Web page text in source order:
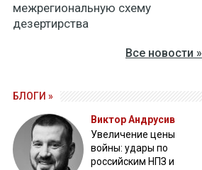
межрегиональную схему
дезертирства
Все новости »
БЛОГИ »
Виктор Андрусив
Увеличение цены
войны: удары по
российским НПЗ и